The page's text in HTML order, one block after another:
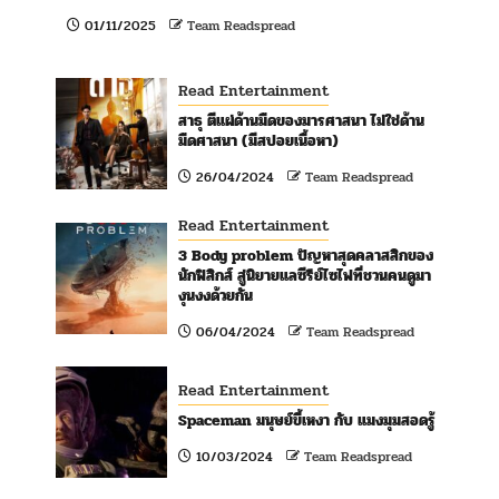
01/11/2025 Team Readspread
Read Entertainment
สาธุ ตีแผ่ด้านมืดของมารศาสนา ไม่ใช่ด้าน
มืดศาสนา (มีสปอยเนื้อหา)
26/04/2024 Team Readspread
Read Entertainment
3 Body problem ปัญหาสุดคลาสสิกของ
นักฟิสิกส์ สู่นิยายแลซีรีย์ไซไฟที่ชวนคนดูมา
งุนงงด้วยกัน
06/04/2024 Team Readspread
Read Entertainment
Spaceman มนุษย์ขี้เหงา กับ แมงมุมสอดรู้
10/03/2024 Team Readspread